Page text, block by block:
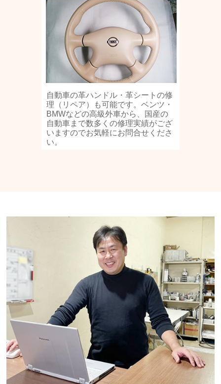
自動車の革ハンドル・革シートの修
理（リペア）も可能です。ベンツ・
BMWなどの高級外車から、国産の
自動車まで数多くの修理実績がござ
いますのでお気軽にお問合せくださ
い。